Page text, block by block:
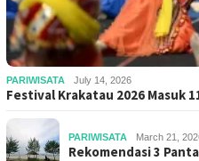
PARIWISATA July 14, 2026
Festival Krakatau 2026 Masuk
PARIWISATA March 21,
Rekomendasi 3